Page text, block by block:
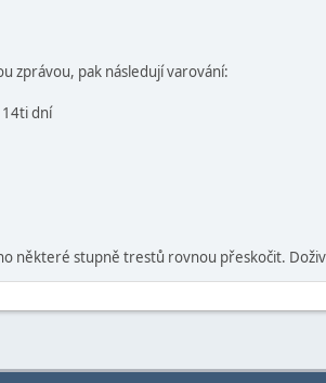
zprávou, pak následují varování:
dní
některé stupně trestů rovnou přeskočit.